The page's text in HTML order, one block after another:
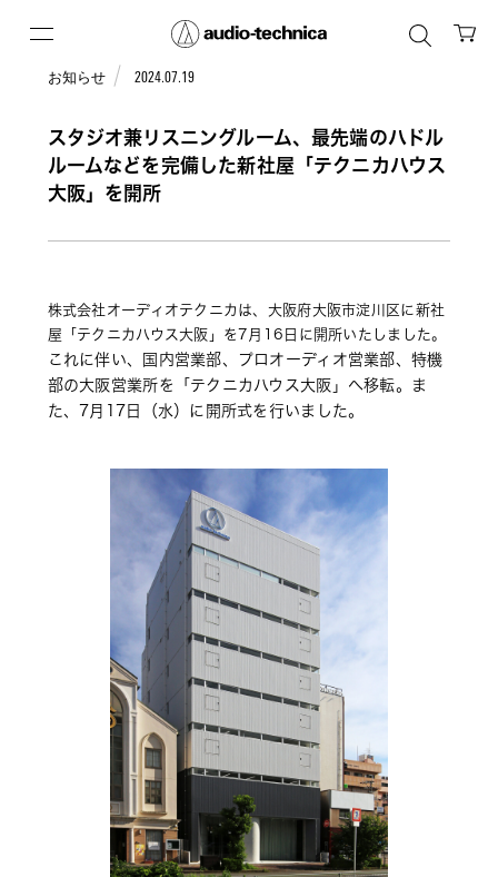
お知らせ 2024.07.19
スタジオ兼リスニングルーム、最先端のハドル
ルームなどを完備した新社屋「テクニカハウス
大阪」を開所
株式会社オーディオテクニカは、大阪府大阪市淀川区に新社
屋「テクニカハウス大阪」を7月16日に開所いたしました。
これに伴い、国内営業部、プロオーディオ営業部、特機
部の大阪営業所を「テクニカハウス大阪」へ移転。ま
た、7月17日（水）に開所式を行いました。